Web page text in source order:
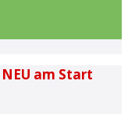
NEU am Start